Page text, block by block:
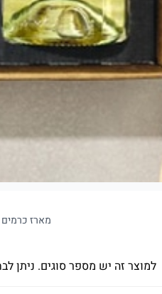
מארז כרמים
למוצר זה יש מספר סוגים. ניתן